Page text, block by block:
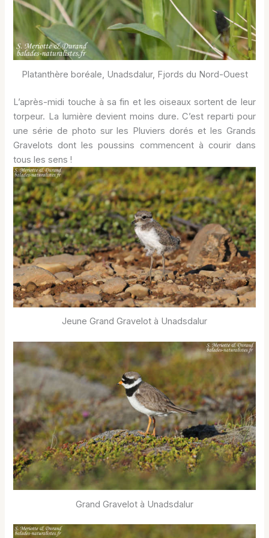
Platanthère boréale, Unadsdalur, Fjords du Nord-Ouest
L’après-midi touche à sa fin et les oiseaux sortent de leur
torpeur. La lumière devient moins dure. C’est reparti pour
une série de photo sur les Pluviers dorés et les Grands
Gravelots dont les poussins commencent à courir dans
tous les sens !
Jeune Grand Gravelot à Unadsdalur
Grand Gravelot à Unadsdalur